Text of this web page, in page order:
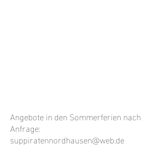
Angebote in den Sommerferiennach
Anfrage:
suppiratennordhausen@web.de